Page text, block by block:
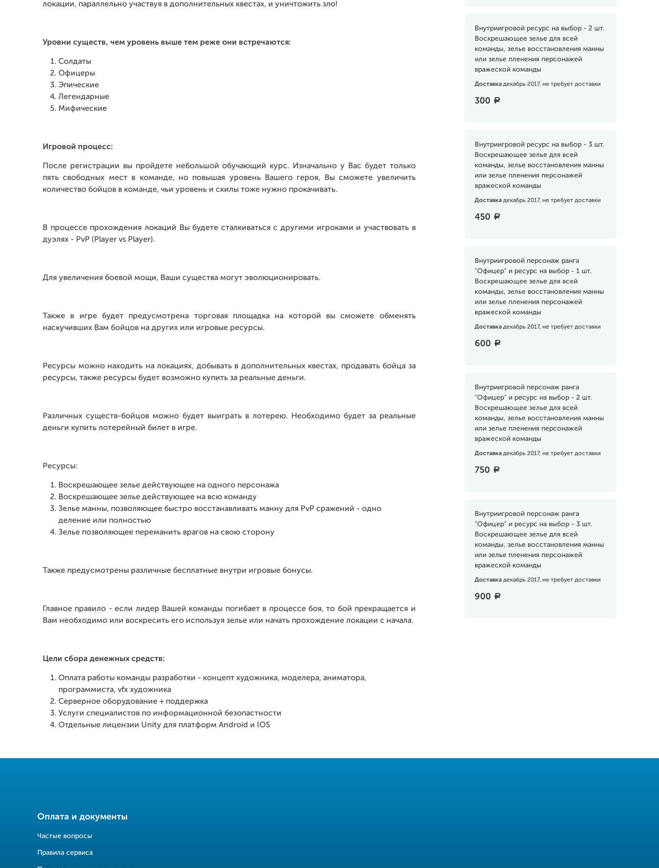
Внутриигровой ресурс на выбор - 2 шт.
Воскрешающее зелье для всей
команды, зелье восстановления манны
или зелье пленения персонажей
вражеской команды
Доставка декабрь 2017, не требует доставки
300 a
Внутриигровой ресурс на выбор - 3 шт.
Воскрешающее зелье для всей
команды, зелье восстановления манны
или зелье пленения персонажей
вражеской команды
Доставка декабрь 2017, не требует доставки
450 a
Внутриигровой персонаж ранга
"Офицер" и ресурс на выбор - 1 шт.
Воскрешающее зелье для всей
команды, зелье восстановления манны
или зелье пленения персонажей
вражеской команды
Доставка декабрь 2017, не требует доставки
600 a
Внутриигровой персонаж ранга
"Офицер" и ресурс на выбор - 2 шт.
Воскрешающее зелье для всей
команды, зелье восстановления манны
или зелье пленения персонажей
вражеской команды
Доставка декабрь 2017, не требует доставки
750 a
Внутриигровой персонаж ранга
"Офицер" и ресурс на выбор - 3 шт.
Воскрешающее зелье для всей
команды, зелье восстановления манны
или зелье пленения персонажей
вражеской команды
Доставка декабрь 2017, не требует доставки
900 a
локации, параллельно участвуя в дополнительных квестах, и уничтожить зло!
Уровни существ, чем уровень выше тем реже они встречаются:
Солдаты
Офицеры
Эпические
Легендарные
Мифические
Игровой процесс:
После регистрации вы пройдете небольшой обучающий курс. Изначально у Вас будет только
пять свободных мест в команде, но повышая уровень Вашего героя, Вы сможете увеличить
количество бойцов в команде, чьи уровень и скилы тоже нужно прокачивать.
В процессе прохождения локаций Вы будете сталкиваться с другими игроками и участвовать в
дуэлях - PvP (Player vs Player).
Для увеличения боевой мощи, Ваши существа могут эволюционировать.
Также в игре будет предусмотрена торговая площадка на которой вы сможете обменять
наскучивших Вам бойцов на других или игровые ресурсы.
Ресурсы можно находить на локациях, добывать в дополнительных квестах, продавать бойца за
ресурсы, также ресурсы будет возможно купить за реальные деньги.
Различных существ-бойцов можно будет выиграть в лотерею. Необходимо будет за реальные
деньги купить лотерейный билет в игре.
Ресурсы:
Воскрешающее зелье действующее на одного персонажа
Воскрешающее зелье действующее на всю команду
Зелье манны, позволяющее быстро восстанавливать манну для PvP сражений - одно
деление или полностью
Зелье позволяющее переманить врагов на свою сторону
Также предусмотрены различные бесплатные внутри игровые бонусы.
Главное правило - если лидер Вашей команды погибает в процессе боя, то бой прекращается и
Вам необходимо или воскресить его используя зелье или начать прохождение локации с начала.
Цели сбора денежных средств:
Оплата работы команды разработки - концепт художника, моделера, аниматора,
программиста, vfx художника
Серверное оборудование + поддержка
Услуги специалистов по информационной безопастности
Отдельные лицензии Unity для платформ Android и IOS
Оплата и документы
Частые вопросы
Правила сервиса